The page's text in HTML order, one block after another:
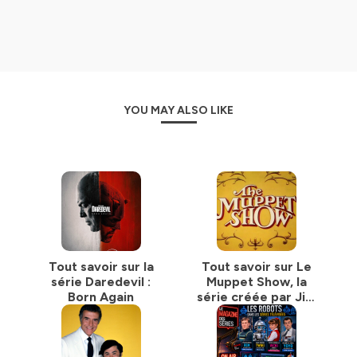
Hébergé par Ausha. Visitez
ausha.co/politique-de-
confidentialitepour plus d'informations.
YOU MAY ALSO LIKE
Tout savoir sur la
série Daredevil :
Born Again
Tout savoir sur Le
Muppet Show, la
série créée par Jim
Henson